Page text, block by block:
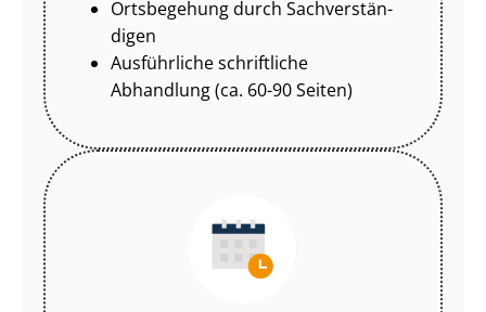
Ortsbegehung durch Sach­ver­stän­
di­gen
Ausführliche schriftliche
Abhandlung (ca. 60-90 Seiten)